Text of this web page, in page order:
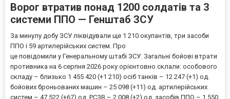
Ворог втратив понад 1200 солдатів та 3
системи ППО — Генштаб ЗСУ
За минулу добу ЗСУ ліквідували ще 1 210 окупантів, три засоби
ППО і 59 артилерійських систем. Про
це повідомили у Генеральному штабі ЗСУ. Загальні бойові втрати
противника на 6 серпня 2026 року орієнтовно склали: особового
складу – близько 1 455 420 (+1 210) осіб танків – 12 247 (+1) од.
бойових броньованих машин – 25 098 (+11) од. артилерійських
систем – 47 522 (+67) од. РСЗВ – 2 008 (+2) од. засобів ППО – 1 550